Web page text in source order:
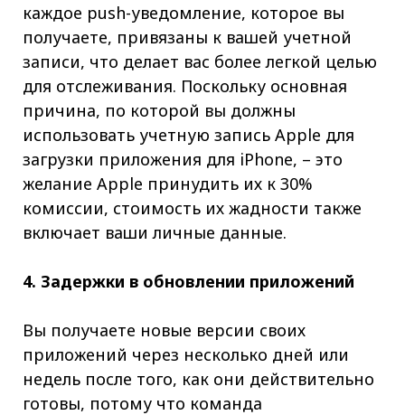
каждое push-уведомление, которое вы
получаете, привязаны к вашей учетной
записи, что делает вас более легкой целью
для отслеживания. Поскольку основная
причина, по которой вы должны
использовать учетную запись Apple для
загрузки приложения для iPhone, – это
желание Apple принудить их к 30%
комиссии, стоимость их жадности также
включает ваши личные данные.
4. Задержки в обновлении приложений
Вы получаете новые версии своих
приложений через несколько дней или
недель после того, как они действительно
готовы, потому что команда